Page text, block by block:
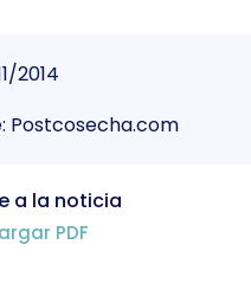
2014
Postcosecha.com
a la noticia
PDF